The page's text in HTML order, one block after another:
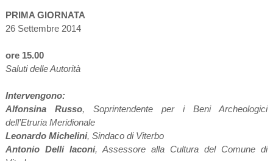
PRIMA GIORNATA
26 Settembre 2014
ore 15.00
Saluti delle Autorità
Intervengono:
Alfonsina Russo, Soprintendente per i Beni Archeologici
dell’Etruria Meridionale
Leonardo Michelini, Sindaco di Viterbo
Antonio Delli Iaconi, Assessore alla Cultura del Comune di